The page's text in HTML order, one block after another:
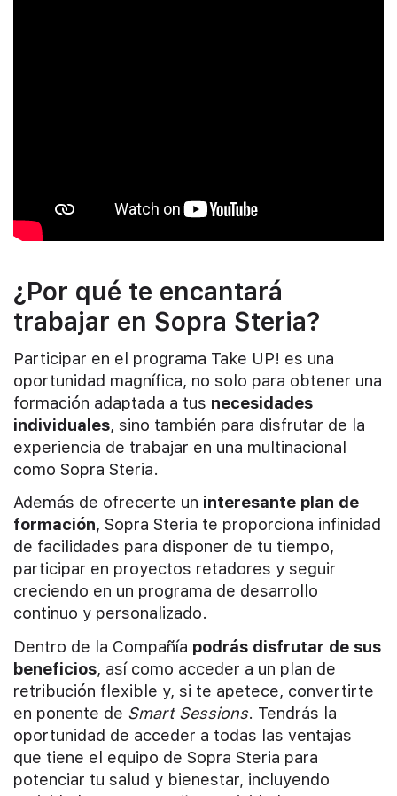
¿Por qué te encantará
trabajar en Sopra Steria?
Participar en el programa Take UP! es una
oportunidad magnífica, no solo para obtener una
formación adaptada a tus necesidades
individuales, sino también para disfrutar de la
experiencia de trabajar en una multinacional
como Sopra Steria.
Además de ofrecerte un interesante plan de
formación, Sopra Steria te proporciona infinidad
de facilidades para disponer de tu tiempo,
participar en proyectos retadores y seguir
creciendo en un programa de desarrollo
continuo y personalizado.
Dentro de la Compañía podrás disfrutar de sus
beneficios, así como acceder a un plan de
retribución flexible y, si te apetece, convertirte
en ponente de Smart Sessions. Tendrás la
oportunidad de acceder a todas las ventajas
que tiene el equipo de Sopra Steria para
potenciar tu salud y bienestar, incluyendo